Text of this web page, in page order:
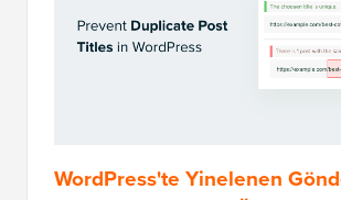
WordPress'te Yinelenen